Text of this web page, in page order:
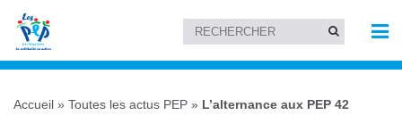
Accueil » Toutes les actus PEP » L’alternance aux PEP 42